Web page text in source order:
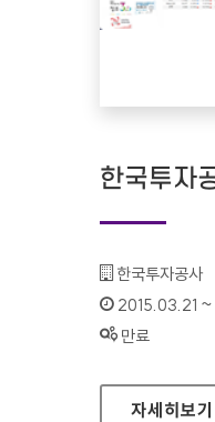
한국투자
기관명 :
한국투자공사
인증기간 :
2015.03.21
상태 :
만료
한국투자공
자세히보기